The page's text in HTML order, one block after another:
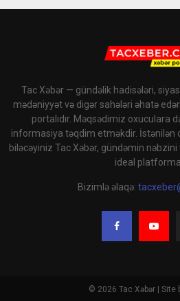
Tac Xəbər — gündəlik hadisələri,
mədəniyyət və digər sahələri əhatə
portalıdır. Məqsədimiz oxuculara
informasiya təqdim etməkdir. İstənilən
biləcəyiniz Tac Xəbər, gündəmin
ideal
Bizimlə əlaqə:
© 2026 Tac Xəbər | Site